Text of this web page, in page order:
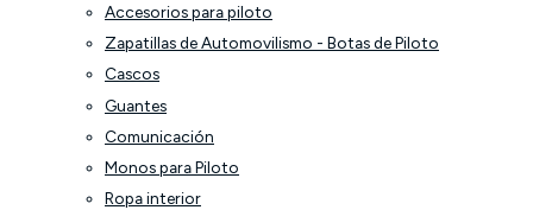
Accesorios para piloto
Zapatillas de Automovilismo - Botas de Piloto
Cascos
Guantes
Comunicación
Monos para Piloto
Ropa interior